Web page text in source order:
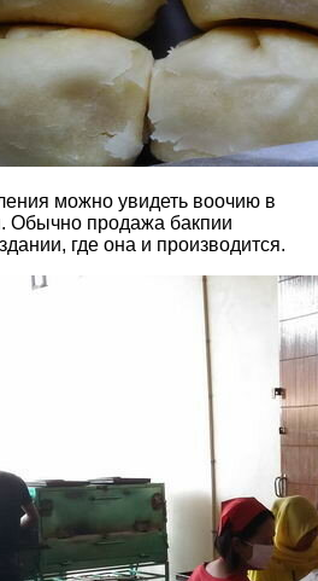
можно увидеть воочию в
Обычно продажа бакпии
где она и производится.